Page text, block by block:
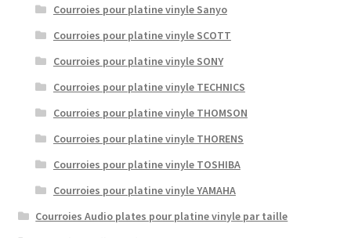
Courroies pour platine vinyle Sanyo
Courroies pour platine vinyle SCOTT
Courroies pour platine vinyle SONY
Courroies pour platine vinyle TECHNICS
Courroies pour platine vinyle THOMSON
Courroies pour platine vinyle THORENS
Courroies pour platine vinyle TOSHIBA
Courroies pour platine vinyle YAMAHA
Courroies Audio plates pour platine vinyle par taille